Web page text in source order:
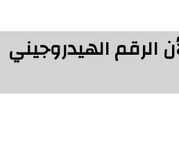
الهيدروجيني